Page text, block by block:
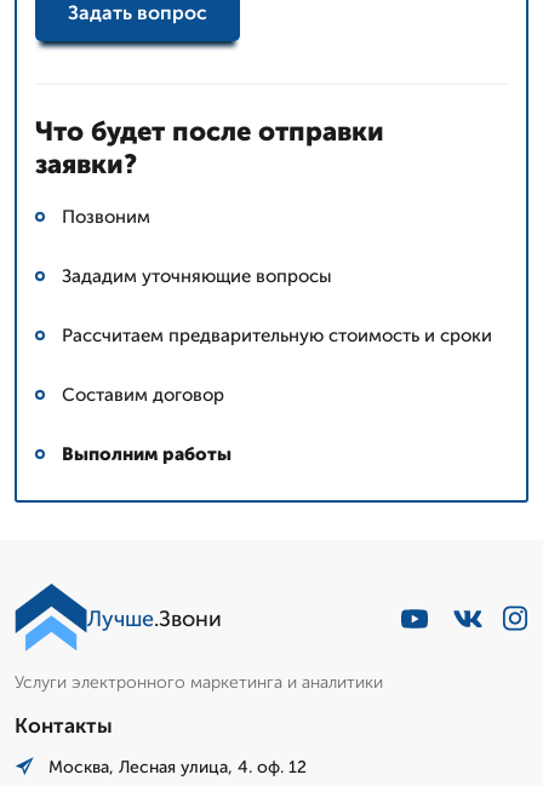
Задать вопрос
Что будет после отправки
заявки?
Позвоним
Зададим уточняющие вопросы
Рассчитаем предварительную стоимость и сроки
Составим договор
Выполним работы
Лучше.Звони
Услуги электронного маркетинга и аналитики
Контакты
Москва, Лесная улица, 4. оф. 12